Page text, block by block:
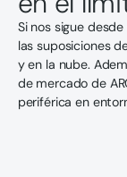
Si nos sigue
las suposiciones
y en la nube.
de mercado de
periférica en